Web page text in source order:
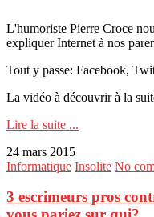
L'humoriste Pierre Croce
expliquer Internet à nos
Tout y passe: Facebook,
La vidéo à découvrir à la
Lire la suite ...
24 mars 2015
Informatique Insolite No
3 escrimeurs pros